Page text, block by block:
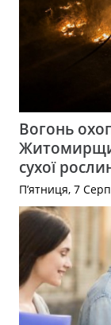
Вогонь
сухої
П’ятниця, 7